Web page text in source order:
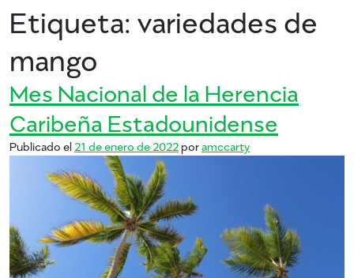
RECETAS
NUTRICIÓN
COMPRAR MANGOS
Etiqueta: variedades de
mango
Mes Nacional de la Herencia
Caribeña Estadounidense
Publicado el 21 de enero de 2022poramccarty